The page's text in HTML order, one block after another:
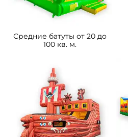
Средние батуты от 20 до
100 кв. м.